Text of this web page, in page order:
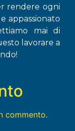
rendere ogni
appassionato
mai di
lavorare a
commento.